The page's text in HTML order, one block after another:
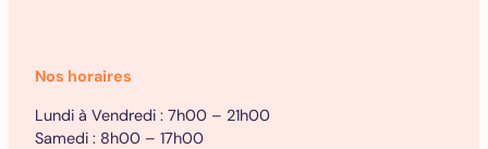
Nos horaires
Lundi à Vendredi : 7h00 – 21h00
Samedi : 8h00 – 17h00